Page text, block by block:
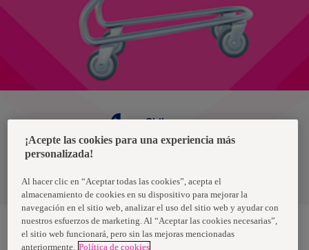
Términos y condiciones
Chile
¡Acepte las cookies para una experiencia más
personalizada!
Al hacer clic en “Aceptar todas las cookies”, acepta el
almacenamiento de cookies en su dispositivo para mejorar la
navegación en el sitio web, analizar el uso del sitio web y ayudar con
nuestros esfuerzos de marketing. Al “Aceptar las cookies necesarias”,
el sitio web funcionará, pero sin las mejoras mencionadas
anteriormente. Política de cookies